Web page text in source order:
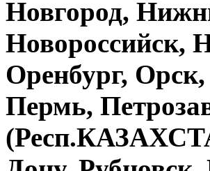
Новгород,
Новороссийск,
Оренбург,
Пермь,